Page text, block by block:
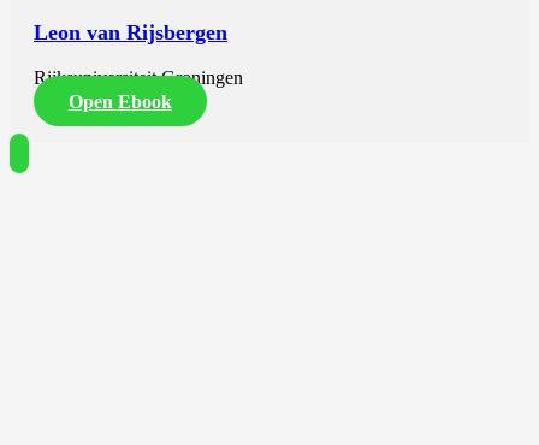
Leon van Rijsbergen
Rijksuniversiteit Groningen
Open Ebook